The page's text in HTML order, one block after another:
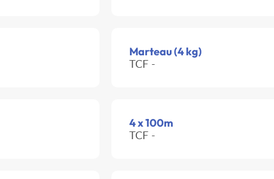
Marteau (4 kg)
TCF -
4 x 100m
TCF -